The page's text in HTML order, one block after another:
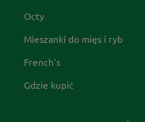
Octy
Mieszanki do mięs i ryb
French's
Gdzie kupić